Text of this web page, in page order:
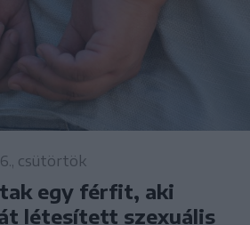
csütörtök
egy férfit, aki
létesített szexuális